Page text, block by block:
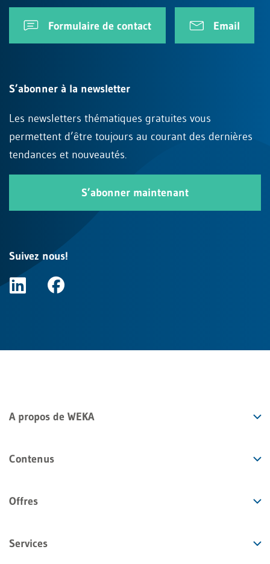
Formulaire de contact Email
S’abonner à la newsletter
Les newsletters thématiques gratuites vous
permettent d’être toujours au courant des dernières
tendances et nouveautés.
S’abonner maintenant
Suivez nous!
A propos de WEKA
Contenus
Offres
Services